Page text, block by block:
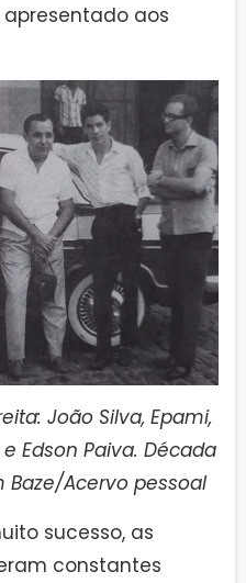
apresentado aos
João Silva, Epami,
Edson Paiva. Década
Baze/Acervo pessoal
sucesso, as
constantes